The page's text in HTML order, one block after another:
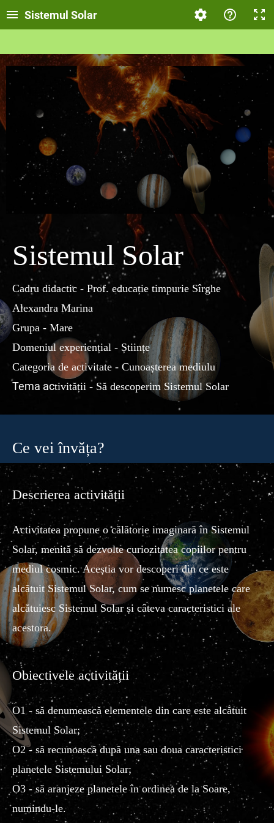
Sistemul Solar
Sistemul Solar
Cadru didactic - Prof. educație timpurie Sîrghe
Alexandra Marina
Grupa - Mare
Domeniul experiențial - Științe
Categoria de activitate - Cunoașterea mediulu
Tema activității - Să descoperim Sistemul Solar
Ce vei învăța?
Descrierea activității
Activitatea propune o călătorie imaginară în Sistemul
Solar, menită să dezvolte curiozitatea copiilor pentru
mediul cosmic. Aceștia vor descoperi din ce este
alcătuit Sistemul Solar, cum se numesc planetele care
alcătuiesc Sistemul Solar și câteva caracteristici ale
acestora.
Obiectivele activității
O1 - să denumească elementele din care este alcătuit
Sistemul Solar;
O2 - să recunoască după una sau doua caracteristici
planetele Sistemului Solar;
O3 - să aranjeze planetele în ordinea de la Soare,
numindu-le.